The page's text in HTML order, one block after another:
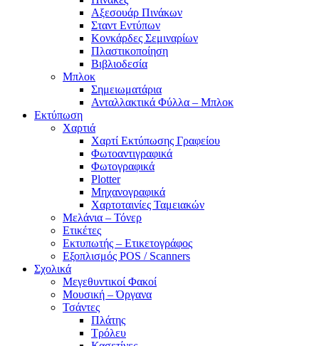
Αξεσουάρ Πινάκων
Σταντ Εντύπων
Κονκάρδες Σεμιναρίων
Πλαστικοποίηση
Βιβλιοδεσία
Μπλοκ
Σημειωματάρια
Ανταλλακτικά Φύλλα – Μπλοκ
Εκτύπωση
Χαρτιά
Χαρτί Εκτύπωσης Γραφείου
Φωτοαντιγραφικά
Φωτογραφικά
Plotter
Μηχανογραφικά
Χαρτοταινίες Ταμειακών
Μελάνια – Τόνερ
Ετικέτες
Εκτυπωτής – Ετικετογράφος
Εξοπλισμός POS / Scanners
Σχολικά
Μεγεθυντικοί Φακοί
Μουσική – Όργανα
Τσάντες
Πλάτης
Τρόλευ